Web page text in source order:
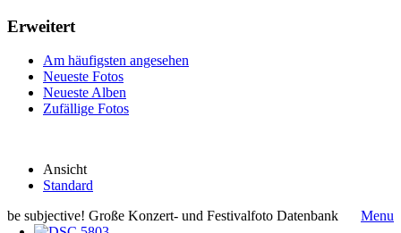
Erweitert
Am häufigsten angesehen
Neueste Fotos
Neueste Alben
Zufällige Fotos
Ansicht
Standard
be subjective! Große Konzert- und Festivalfoto Datenbank
Menu